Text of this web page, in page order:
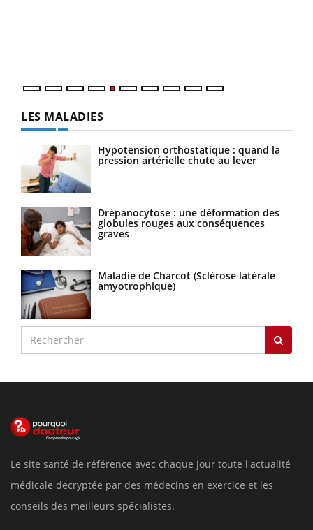
LES MALADIES
Hypotension orthostatique : quand la
pression artérielle chute au lever
Drépanocytose : une déformation des
globules rouges aux conséquences
graves
Maladie de Charcot (Sclérose latérale
amyotrophique)
Le site santé de référence avec chaque jour toute l'actualité
médicale decryptée par des médecins en exercice et les
conseils des meilleurs spécialistes.